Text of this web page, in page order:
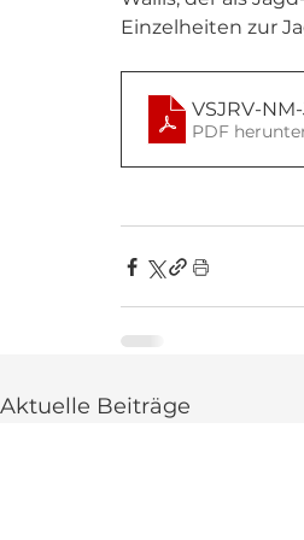
Einzelheiten zur
VSJRV-
PDF
Aktuelle Beiträge